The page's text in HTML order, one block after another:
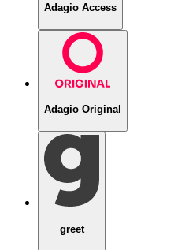
Adagio Access
Adagio Original
greet